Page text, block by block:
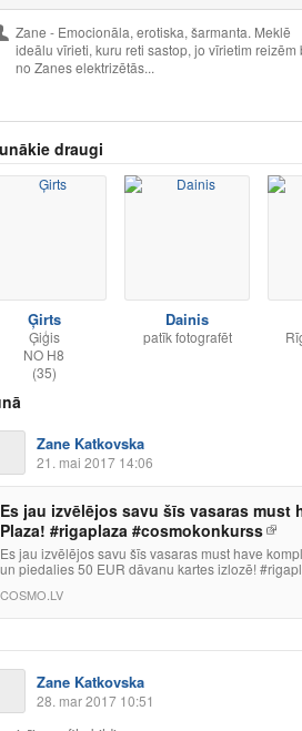
Zane - Emocionāla, erotiska, šarmanta. Meklē
ideālu vīrieti, kuru reti sastop, jo vīrietim reizēm
no Zanes elektrizētās...
draugi
Ģirts
Ģiģis
NO H8
(35)
Dainis
patīk fotografēt
Zane Katkovska
21. mai 2017 14:06
Es jau izvēlējos savu šīs vasaras must
Plaza! #rigaplaza #cosmokonkurss
Es jau izvēlējos savu šīs vasaras must have
un piedalies 50 EUR dāvanu kartes izlozē!
COSMO.LV
Zane Katkovska
28. mar 2017 10:51